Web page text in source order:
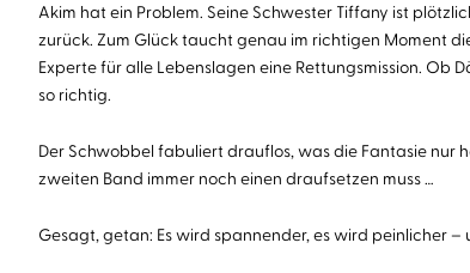
Akim hat ein Problem. Seine Schwester Tiffany ist
zurück. Zum Glück taucht genau im richtigen Moment
Experte für alle Lebenslagen eine Rettungsmission.
so richtig.
Der Schwobbel fabuliert drauflos, was die Fantasie nur
zweiten Band immer noch einen draufsetzen muss …
Gesagt, getan: Es wird spannender, es wird peinlicher –